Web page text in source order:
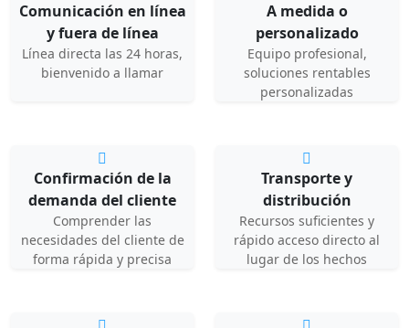
Comunicación en línea
y fuera de línea
Línea directa las 24 horas,
bienvenido a llamar
A medida o
personalizado
Equipo profesional,
soluciones rentables
personalizadas
Confirmación de la
demanda del cliente
Comprender las
necesidades del cliente de
forma rápida y precisa
Transporte y
distribución
Recursos suficientes y
rápido acceso directo al
lugar de los hechos